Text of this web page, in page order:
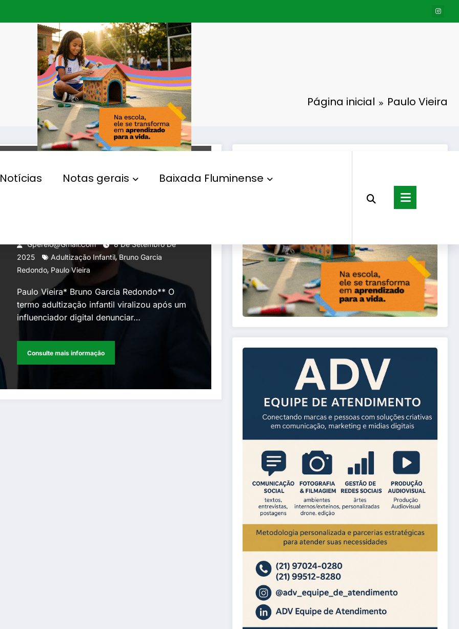
Notícias Notas gerais Baixada Fluminense
Página inicial Paulo Vieira
Adultização infantil, um
Gperelo@gmail.com
8 De Setembro De
2025
Adultização Infantil,Bruno Garcia
Redondo, Paulo Vieira
Paulo Vieira* Bruno Garcia Redondo** O
termo adultização infantil viralizou após um
influenciador digital denunciar…
Consulte mais informação